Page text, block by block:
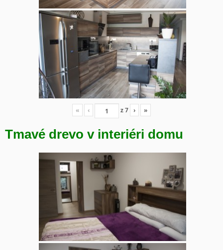
« ‹ z7 › »
Tmavé drevo v interiéri domu